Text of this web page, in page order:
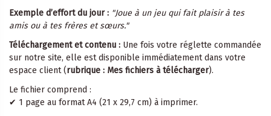
Exemple d’effort du jour : "Joue à un jeu qui fait plaisir à tes
amis ou à tes frères et sœurs."
Téléchargement et contenu : Une fois votre réglette commandée
sur notre site, elle est disponible immédiatement dans votre
espace client (rubrique : Mes fichiers à télécharger).
Le fichier comprend :
✔ 1 page au format A4 (21 x 29,7 cm) à imprimer.